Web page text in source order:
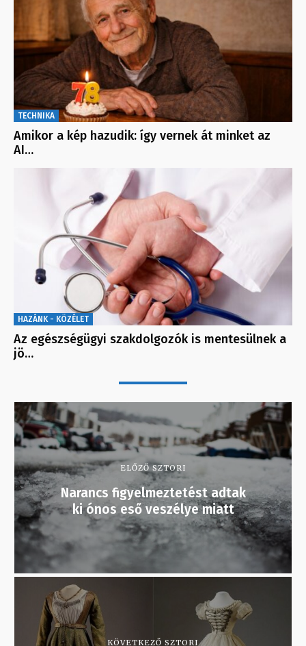
TECHNIKA
Amikor a kép hazudik: így vernek át minket az
AI…
HAZÁNK - KÖZÉLET
Az egészségügyi szakdolgozók is mentesülnek a
jö…
ELŐZŐ SZTORI
Narancs figyelmeztetést adtak
ki ónos eső veszélye miatt
KÖVETKEZŐ SZTORI